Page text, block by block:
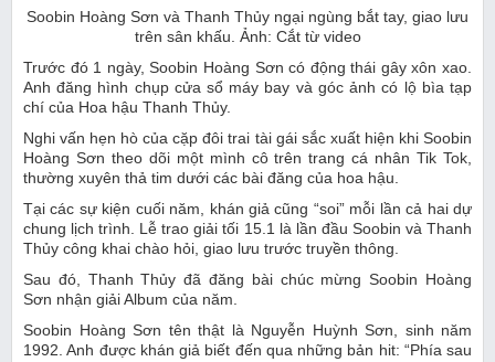
Soobin Hoàng Sơn và Thanh Thủy ngại ngùng bắt tay, giao lưu
trên sân khấu. Ảnh: Cắt từ video
Trước đó 1 ngày, Soobin Hoàng Sơn có động thái gây xôn xao.
Anh đăng hình chụp cửa sổ máy bay và góc ảnh có lộ bìa tạp
chí của Hoa hậu Thanh Thủy.
Nghi vấn hẹn hò của cặp đôi trai tài gái sắc xuất hiện khi Soobin
Hoàng Sơn theo dõi một mình cô trên trang cá nhân Tik Tok,
thường xuyên thả tim dưới các bài đăng của hoa hậu.
Tại các sự kiện cuối năm, khán giả cũng “soi” mỗi lần cả hai dự
chung lịch trình. Lễ trao giải tối 15.1 là lần đầu Soobin và Thanh
Thủy công khai chào hỏi, giao lưu trước truyền thông.
Sau đó, Thanh Thủy đã đăng bài chúc mừng Soobin Hoàng
Sơn nhận giải Album của năm.
Soobin Hoàng Sơn tên thật là Nguyễn Huỳnh Sơn, sinh năm
1992. Anh được khán giả biết đến qua những bản hit: “Phía sau